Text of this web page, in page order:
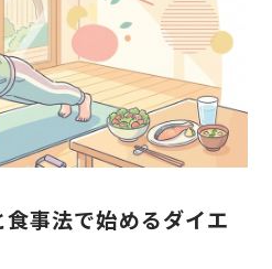
事法で始めるダイエ